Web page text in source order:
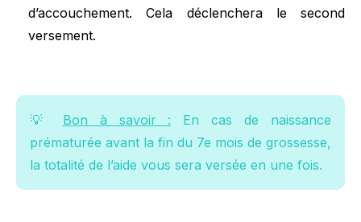
d’accouchement. Cela déclenchera le second
versement.
💡 Bon à savoir : En cas de naissance
prématurée avant la fin du 7e mois de grossesse,
la totalité de l’aide vous sera versée en une fois.